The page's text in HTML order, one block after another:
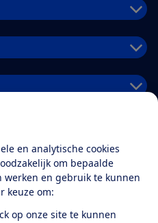
en analytische cookies
om bepaalde
en gebruik te kunnen
keuze om:
op onze site te kunnen